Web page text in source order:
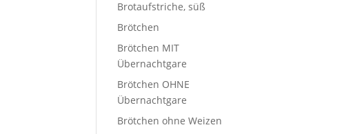
Brotaufstriche, süß
Brötchen
Brötchen MIT
Übernachtgare
Brötchen OHNE
Übernachtgare
Brötchen ohne Weizen